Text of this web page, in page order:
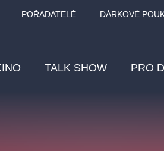
POŘADATELÉ DÁRKOVÉ
TALK SHOW PRO